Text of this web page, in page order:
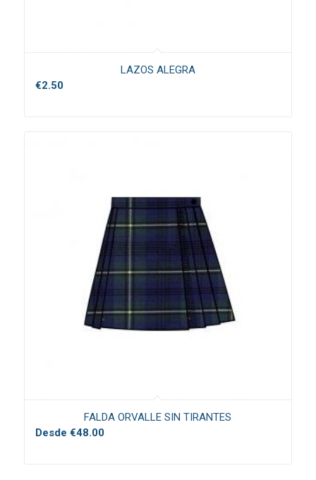
LAZOS ALEGRA
€2.50
FALDA ORVALLE SIN TIRANTES
Desde €48.00